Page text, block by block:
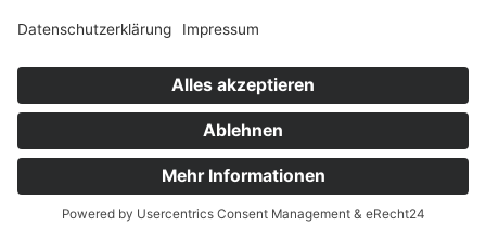
https://www.dataprivacyframework.gov/participant/6388
Anschrift
La Souris Rouge